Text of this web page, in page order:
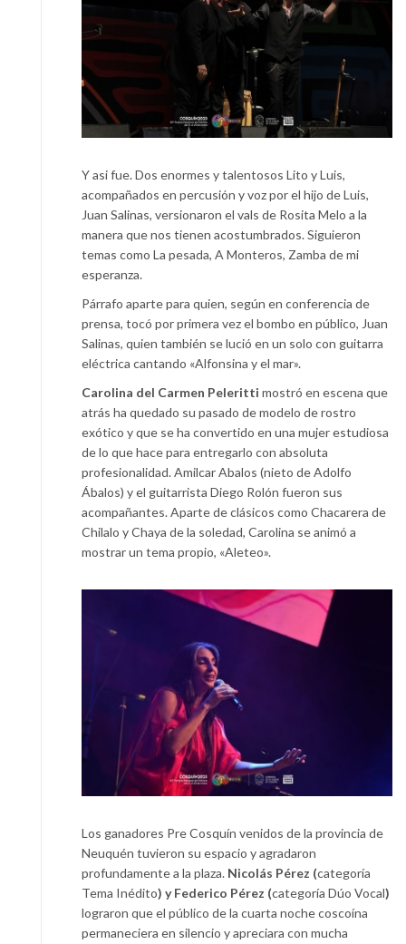
Y asi fue. Dos enormes y talentosos Lito y Luis,
acompañados en percusión y voz por el hijo de Luis,
Juan Salinas, versionaron el vals de Rosita Melo a la
manera que nos tienen acostumbrados. Siguieron
temas como La pesada, A Monteros, Zamba de mi
esperanza.
Párrafo aparte para quien, según en conferencia de
prensa, tocó por primera vez el bombo en público, Juan
Salinas, quien también se lució en un solo con guitarra
eléctrica cantando «Alfonsina y el mar».
Carolina del Carmen Peleritti mostró en escena que
atrás ha quedado su pasado de modelo de rostro
exótico y que se ha convertido en una mujer estudiosa
de lo que hace para entregarlo con absoluta
profesionalidad. Amilcar Abalos (nieto de Adolfo
Ábalos) y el guitarrista Diego Rolón fueron sus
acompañantes. Aparte de clásicos como Chacarera de
Chilalo y Chaya de la soledad, Carolina se animó a
mostrar un tema propio, «Aleteo».
Los ganadores Pre Cosquín venidos de la provincia de
Neuquén tuvieron su espacio y agradaron
profundamente a la plaza. Nicolás Pérez (categoría
Tema Inédito) y Federico Pérez (categoría Dúo Vocal)
lograron que el público de la cuarta noche coscoína
permaneciera en silencio y apreciara con mucha